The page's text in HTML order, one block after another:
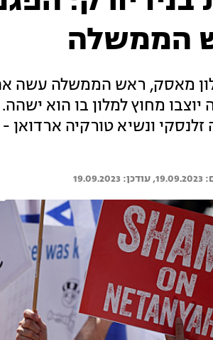
הממשלה
מאסק, ראש הממשלה עשה את
מחוץ למלון בו הוא
ונשיא טורקיה ארדואן
19.09.2023
19.09.2023